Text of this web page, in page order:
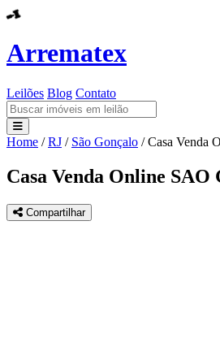
Arrematex
Leilões Blog Contato
Leilões
Blog
Contato
Home / RJ / São Gonçalo / Casa Venda
Casa Venda Online
Compartilhar